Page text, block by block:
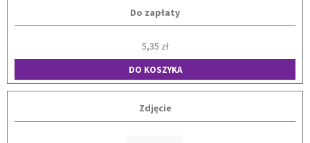
Do zapłaty
5,35 zł
DO KOSZYKA
Zdjęcie